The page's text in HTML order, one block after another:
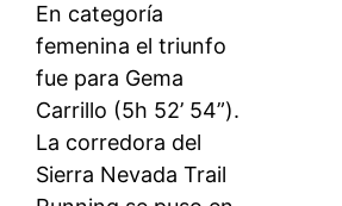
En categoría
femenina el triunfo
fue para Gema
Carrillo (5h 52’ 54”).
La corredora del
Sierra Nevada Trail